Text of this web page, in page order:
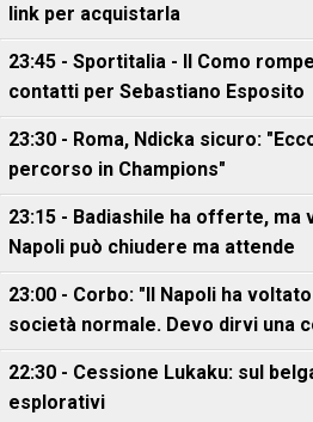
link per acquistarla
23:45 - Sportitalia - Il Como
contatti per Sebastiano Esposito
23:30 - Roma, Ndicka sicuro:
percorso in Champions"
23:15 - Badiashile ha offerte, ma
Napoli può chiudere ma attende
23:00 - Corbo: "Il Napoli ha
società normale. Devo dirvi una
22:30 - Cessione Lukaku: sul
esplorativi